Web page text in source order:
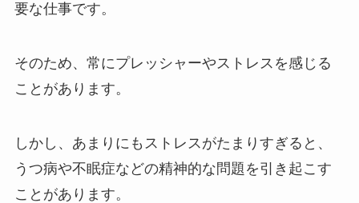
要な仕事です。
そのため、常にプレッシャーやストレスを感じる
ことがあります。
しかし、あまりにもストレスがたまりすぎると、
うつ病や不眠症などの精神的な問題を引き起こす
ことがあります。